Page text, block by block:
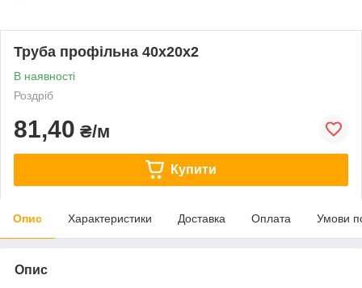
Труба профільна 40x20x2
В наявності
Роздріб
81,40 ₴/м
Купити
Опис Характеристики Доставка Оплата Умови
Опис